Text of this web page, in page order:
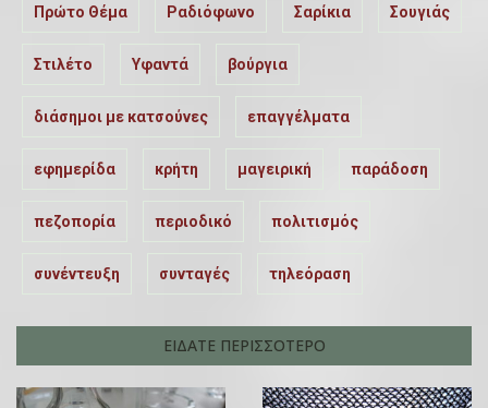
Πρώτο Θέμα Ραδιόφωνο Σαρίκια Σουγιάς
Στιλέτο Υφαντά βούργια
διάσημοι με κατσούνες επαγγέλματα
εφημερίδα κρήτη μαγειρική παράδοση
πεζοπορία περιοδικό πολιτισμός
συνέντευξη συνταγές τηλεόραση
ΕΙΔΑΤΕ ΠΕΡΙΣΣΟΤΕΡΟ